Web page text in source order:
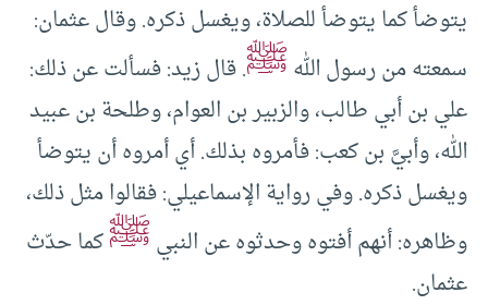
يتوضأ كما يتوضأ للصلاة، ويغسل ذكره. وقال عثمان:
سمعته من رسول اللهﷺ. قال زيد: فسألت عن ذلك:
علي بن أبي طالب، والزبير بن العوام، وطلحة بن عبيد
الله، وأبيَّ بن كعب: فأمروه بذلك. أي أمروه أن يتوضأ
ويغسل ذكره. وفي رواية الإسماعيلي: فقالوا مثل ذلك،
وظاهره: أنهم أفتوه وحدثوه عن النبيﷺكما حدّث
عثمان.